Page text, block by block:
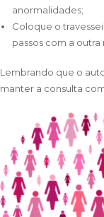
anormalidades;
Coloque o
passos com a outra
Lembrando que o
manter a consulta